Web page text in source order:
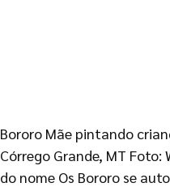
Bororo Mãe pintando
Córrego Grande, MT Foto:
do nome Os Bororo se